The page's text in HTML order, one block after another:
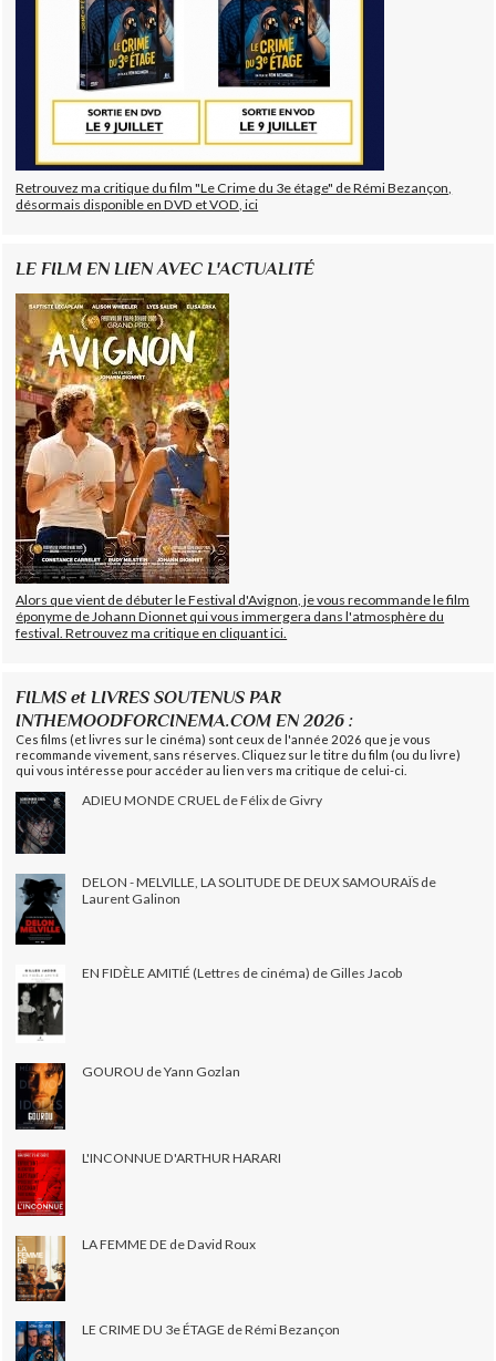
Retrouvez ma critique du film "Le Crime du 3e étage" de Rémi Bezançon,
désormais disponible en DVD et VOD, ici
LE FILM EN LIEN AVEC L'ACTUALITÉ
Alors que vient de débuter le Festival d'Avignon, je vous recommande le film
éponyme de Johann Dionnet qui vous immergera dans l'atmosphère du
festival. Retrouvez ma critique en cliquant ici.
FILMS et LIVRES SOUTENUS PAR
INTHEMOODFORCINEMA.COM EN 2026 :
Ces films (et livres sur le cinéma) sont ceux de l'année 2026 que je vous
recommande vivement, sans réserves. Cliquez sur le titre du film (ou du livre)
qui vous intéresse pour accéder au lien vers ma critique de celui-ci.
ADIEU MONDE CRUEL de Félix de Givry
DELON - MELVILLE, LA SOLITUDE DE DEUX SAMOURAÏS de
Laurent Galinon
EN FIDÈLE AMITIÉ (Lettres de cinéma) de Gilles Jacob
GOUROU de Yann Gozlan
L'INCONNUE D'ARTHUR HARARI
LA FEMME DE de David Roux
LE CRIME DU 3e ÉTAGE de Rémi Bezançon